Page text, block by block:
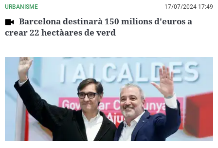
URBANISME 17/07/2024 17:49
Barcelona destinarà 150 milions d'euros a
crear 22 hectàares de verd